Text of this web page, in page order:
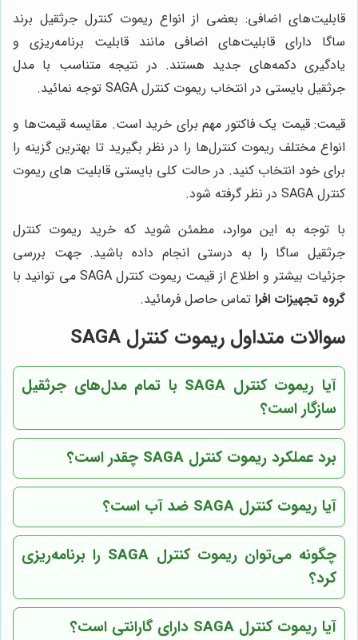
قابلیت‌های اضافی: بعضی از انواع ریموت کنترل‌ جرثقیل برند
ساگا دارای قابلیت‌های اضافی مانند قابلیت برنامه‌ریزی و
یادگیری دکمه‌های جدید هستند. در نتیجه متناسب با مدل
جرثقیل بایستی در انتخاب ریموت کنترل SAGA توجه نمائید.
قیمت: قیمت یک فاکتور مهم برای خرید است. مقایسه قیمت‌ها و
انواع مختلف ریموت کنترل‌ها را در نظر بگیرید تا بهترین گزینه را
برای خود انتخاب کنید. در حالت کلی بایستی قابلیت های ریموت
کنترل SAGA در نظر گرفته شود.
با توجه به این موارد، مطمئن شوید که خرید ریموت کنترل
جرثقیل ساگا را به درستی انجام داده باشید. جهت بررسی
جزئیات بیشتر و اطلاع از قیمت ریموت کنترل SAGA می توانید با
گروه تجهیزات افرا تماس حاصل فرمائید.
سوالات متداول ریموت کنترل SAGA
آیا ریموت کنترل SAGA با تمام مدل‌های جرثقیل
سازگار است؟
برد عملکرد ریموت کنترل SAGA چقدر است؟
آیا ریموت کنترل SAGA ضد آب است؟
چگونه می‌توان ریموت کنترل SAGA را برنامه‌ریزی
کرد؟
آیا ریموت کنترل SAGA دارای گارانتی است؟